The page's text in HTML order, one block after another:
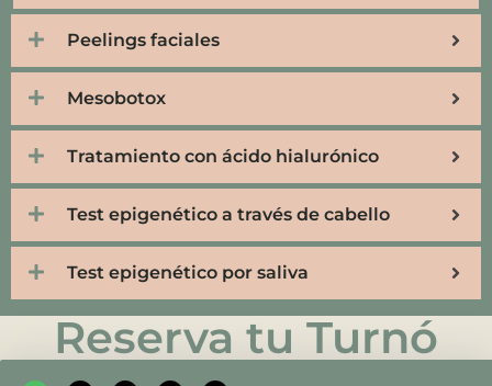
Peelings faciales
Mesobotox
Tratamiento con ácido hialurónico
Test epigenético a través de cabello
Test epigenético por saliva
Reserva tu Turnó